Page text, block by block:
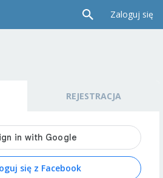
Zaloguj się
REJESTRACJA
się z Facebook